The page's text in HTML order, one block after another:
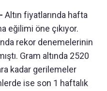
Altın fiyatlarında hafta
eğilimi öne çıkıyor.
rekor denemelerinin
Gram altında 2520
kadar gerilemeler
ise son 1 haftalık